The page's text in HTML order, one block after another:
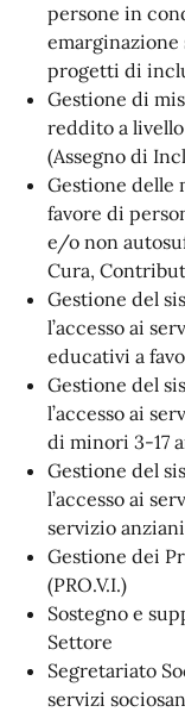
persone in
emarginazione
progetti di
Gestione di
reddito a
(Assegno di
Gestione delle
favore di
e/o non
Cura,
⁠Gestione del
l’accesso ai
educativi a
Gestione del
l’accesso ai
di minori 3-17
Gestione del
l’accesso ai
servizio
Gestione dei
(PRO.V.I.)
Sostegno e
Settore
Segretariato
servizi